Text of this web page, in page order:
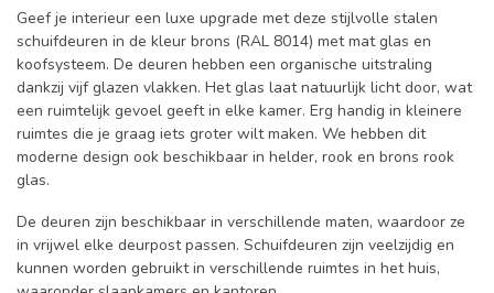
Geef je interieur een luxe upgrade met deze stijlvolle stalen
schuifdeuren in de kleur brons (RAL 8014) met mat glas en
koofsysteem. De deuren hebben een organische uitstraling
dankzij vijf glazen vlakken. Het glas laat natuurlijk licht door, wat
een ruimtelijk gevoel geeft in elke kamer. Erg handig in kleinere
ruimtes die je graag iets groter wilt maken. We hebben dit
moderne design ook beschikbaar in helder, rook en brons rook
glas.
De deuren zijn beschikbaar in verschillende maten, waardoor ze
in vrijwel elke deurpost passen. Schuifdeuren zijn veelzijdig en
kunnen worden gebruikt in verschillende ruimtes in het huis,